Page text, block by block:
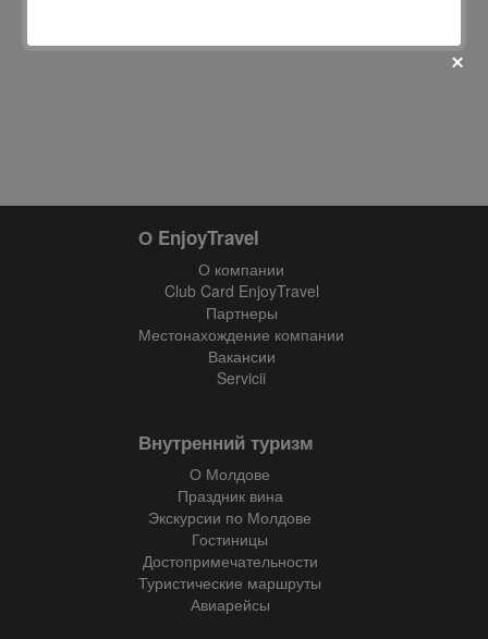
О EnjoyTravel
О компании
Club Card EnjoyTravel
Партнеры
Местонахождение компании
Вакансии
Servicii
Внутренний туризм
О Молдове
Праздник вина
Экскурсии по Молдове
Гостиницы
Достопримечательности
Туристические маршруты
Авиарейсы